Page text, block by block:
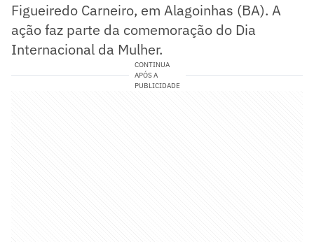
Figueiredo Carneiro, em Alagoinhas (BA). A
ação faz parte da comemoração do Dia
Internacional da Mulher.
CONTINUA
APÓS A
PUBLICIDADE